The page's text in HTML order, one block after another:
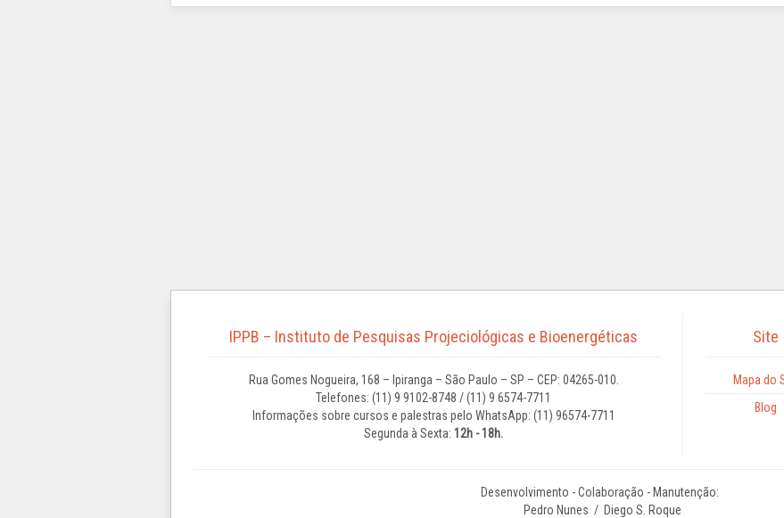
IPPB – Instituto de Pesquisas Projeciológicas e Bioenergéticas
Rua Gomes Nogueira, 168 – Ipiranga – São Paulo – SP – CEP: 04265-010.
Telefones: (11) 9 9102-8748 / (11) 9 6574-7711
Informações sobre cursos e palestras pelo WhatsApp: (11) 96574-7711
Segunda à Sexta: 12h - 18h.
Site
Mapa do
Blog
Desenvolvimento - Colaboração - Manutenção:
Pedro Nunes / Diego S. Roque